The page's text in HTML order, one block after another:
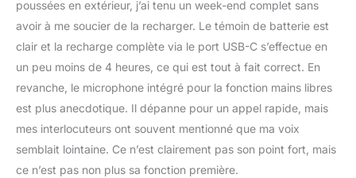
poussées en extérieur, j’ai tenu un week-end complet sans
avoir à me soucier de la recharger. Le témoin de batterie est
clair et la recharge complète via le port USB-C s’effectue en
un peu moins de 4 heures, ce qui est tout à fait correct. En
revanche, le microphone intégré pour la fonction mains libres
est plus anecdotique. Il dépanne pour un appel rapide, mais
mes interlocuteurs ont souvent mentionné que ma voix
semblait lointaine. Ce n’est clairement pas son point fort, mais
ce n’est pas non plus sa fonction première.